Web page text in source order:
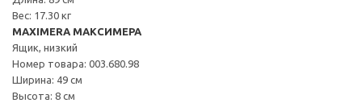
Вес: 17.30 кг
MAXIMERA МАКСИМЕРА
Ящик, низкий
Номер товара: 003.680.98
Ширина: 49 см
Высота: 8 см